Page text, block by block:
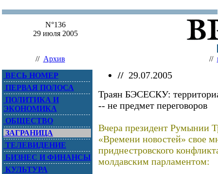
N°136
29 июля 2005
// Архив //
ВЕСЬ НОМЕР
ПЕРВАЯ ПОЛОСА
ПОЛИТИКА И
ЭКОНОМИКА
ОБЩЕСТВО
ЗАГРАНИЦА
ТЕЛЕВИДЕНИЕ
БИЗНЕС И ФИНАНСЫ
КУЛЬТУРА
// 29.07.2005
Траян БЭСЕСКУ:
-- не предмет переговоров
Вчера президент Румынии
«Времени новостей» свое
приднестровского
молдавским парламентом: